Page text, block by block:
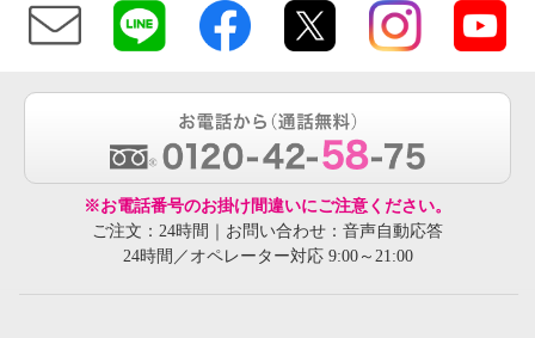
※お電話番号のお掛け間違いにご注意ください。
ご注文：24時間｜お問い合わせ：音声自動応答
24時間／オペレーター対応 9:00～21:00